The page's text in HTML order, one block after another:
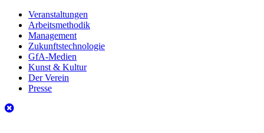
Veranstaltungen
Arbeitsmethodik
Management
Zukunftstechnologie
GfA-Medien
Kunst & Kultur
Der Verein
Presse